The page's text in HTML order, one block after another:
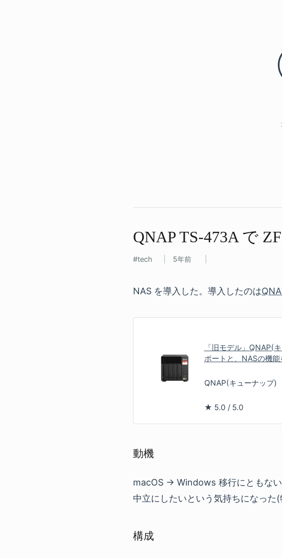
QNAP TS-473A で​
tech 5年前
NAS を導入した。導入したのは
「旧モデル」QNAP(
ポートと、NASの機
QNAP(キューナップ)
★ 5.0 / 5.0
動機
macOS → Windows 移行にともな
中立にしたいという気持ちになっ
構成